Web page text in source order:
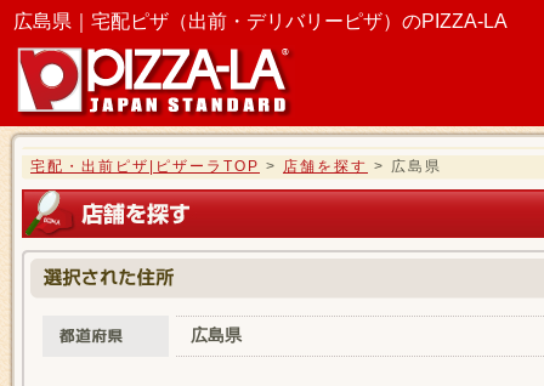
広島県｜宅配ピザ（出前・デリバリーピザ）のPIZZA-LA
宅配・出前ピザ|ピザーラTOP > 店舗を探す > 広島県
広島県